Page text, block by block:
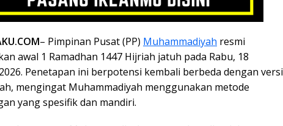
– Pimpinan Pusat (PP) Muhammadiyah resmi
awal 1 Ramadhan 1447 Hijriah jatuh pada Rabu, 18
Penetapan ini berpotensi kembali berbeda dengan versi
mengingat Muhammadiyah menggunakan metode
yang spesifik dan mandiri.